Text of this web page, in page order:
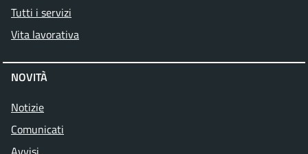
Tutti i servizi
Vita lavorativa
NOVITÀ
Notizie
Comunicati